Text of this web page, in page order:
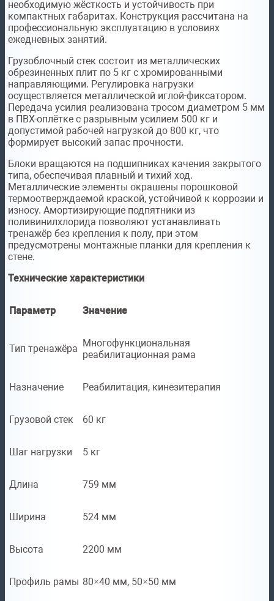
необходимую жёсткость и устойчивость при
компактных габаритах. Конструкция рассчитана на
профессиональную эксплуатацию в условиях
ежедневных занятий.
Грузоблочный стек состоит из металлических
обрезиненных плит по 5 кг с хромированными
направляющими. Регулировка нагрузки
осуществляется металлической иглой-фиксатором.
Передача усилия реализована тросом диаметром 5 мм
в ПВХ-оплётке с разрывным усилием 500 кг и
допустимой рабочей нагрузкой до 800 кг, что
формирует высокий запас прочности.
Блоки вращаются на подшипниках качения закрытого
типа, обеспечивая плавный и тихий ход.
Металлические элементы окрашены порошковой
термоотверждаемой краской, устойчивой к коррозии и
износу. Амортизирующие подпятники из
поливинилхлорида позволяют устанавливать
тренажёр без крепления к полу, при этом
предусмотрены монтажные планки для крепления к
стене.
Технические характеристики
Параметр Значение
Тип тренажёра Многофункциональная
реабилитационная рама
Назначение Реабилитация, кинезитерапия
Грузовой стек 60 кг
Шаг нагрузки 5 кг
Длина 759 мм
Ширина 524 мм
Высота 2200 мм
Профиль рамы 80×40 мм, 50×50 мм